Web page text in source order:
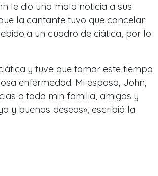
le dio una mala noticia a sus
la cantante tuvo que cancelar
a un cuadro de ciática, por lo
y tuve que tomar este tiempo
enfermedad. Mi esposo, John,
a toda min familia, amigos y
y buenos deseos», escribió la